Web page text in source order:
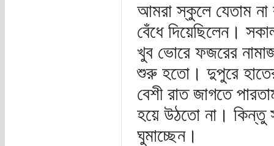
আমরা স্কুলে যেতাম না
বেঁধে দিয়েছিলেন।
খুব ভোরে ফজরের
শুরু হতো। দুপুরে
বেশী রাত জাগতে
হয়ে উঠতো না। কিন্তু
ঘুমাচ্ছেন।